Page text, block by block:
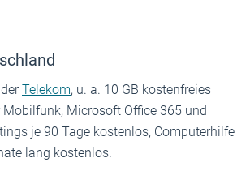
Telekom, u. a. 10 GB kosten­freies
Microsoft Office 365 und
je 90 Tage kostenlos, Computerhilfe
lang kostenlos.